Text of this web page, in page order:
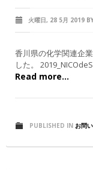
火曜日, 28 5月 2019
香川県の化学関連企
した。
Read more...
PUBLISHED IN お問